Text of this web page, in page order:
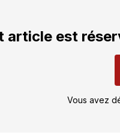
article est
Vous avez